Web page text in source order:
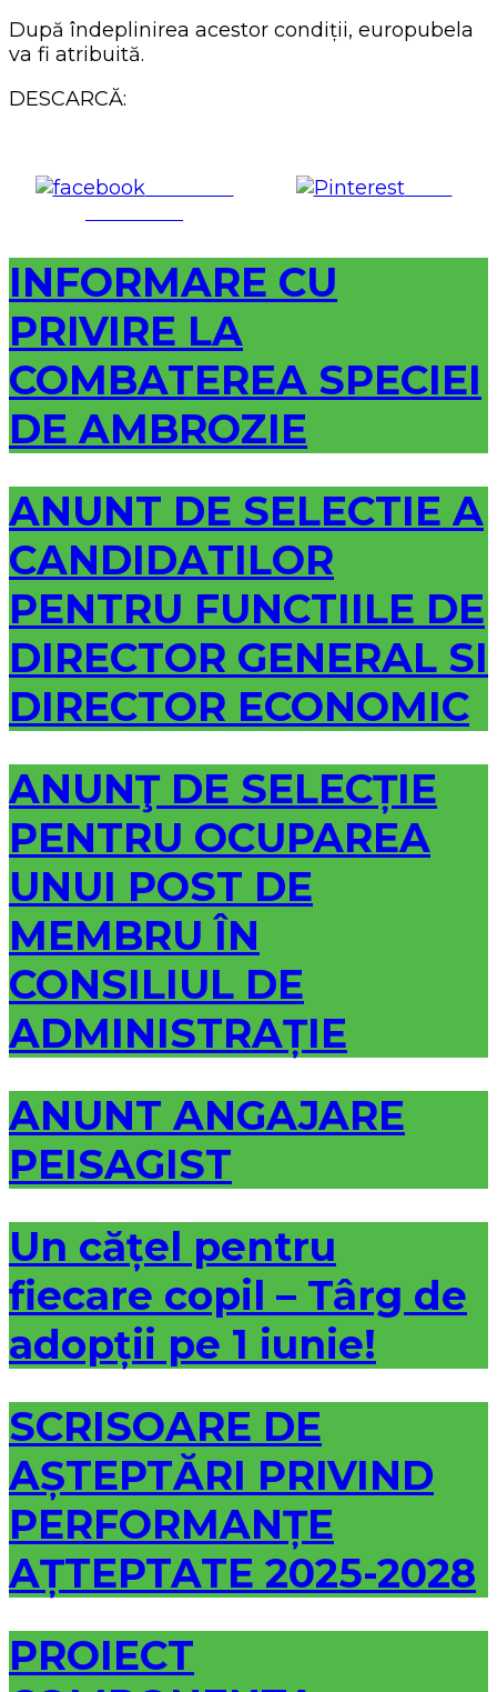
După îndeplinirea acestor condiții, europubela
va fi atribuită.
DESCARCĂ:
Share on
Save
INFORMARE CU
PRIVIRE LA
COMBATEREA SPECIEI
DE AMBROZIE
ANUNT DE SELECTIE A
CANDIDATILOR
PENTRU FUNCTIILE DE
DIRECTOR GENERAL SI
DIRECTOR ECONOMIC
ANUNŢ DE SELECȚIE
PENTRU OCUPAREA
UNUI POST DE
MEMBRU ÎN
CONSILIUL DE
ADMINISTRAȚIE
ANUNT ANGAJARE
PEISAGIST
Un cățel pentru
fiecare copil – Târg de
adopții pe 1 iunie!
SCRISOARE DE
AȘTEPTĂRI PRIVIND
PERFORMANȚE
AȚTEPTATE 2025-2028
PROIECT